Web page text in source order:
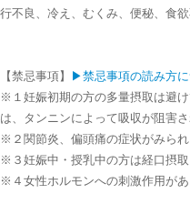
行不良、冷え、むくみ、便秘、食
【禁忌事項】
▶禁忌事項の読み方
※１妊娠初期の方の多量摂取は避
は、タンニンによって吸収が阻害
※２関節炎、偏頭痛の症状がみら
※３妊娠中・授乳中の方は経口摂
※４女性ホルモンへの刺激作用が